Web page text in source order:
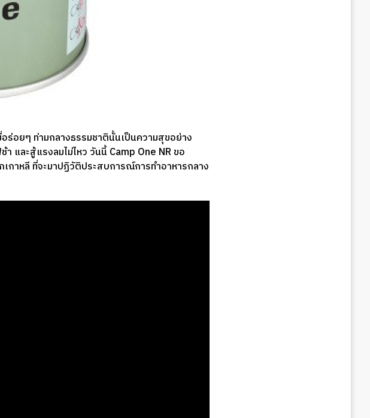
อยๆ ท่ามกลางธรรมชาตินั้นเป็นความสุขอย่าง
และสู้แรงลมไม่ไหว วันนี้ Camp One NR ขอ
กาหลี ที่จะมาปฏิวัติประสบการณ์การทำอาหารกลาง